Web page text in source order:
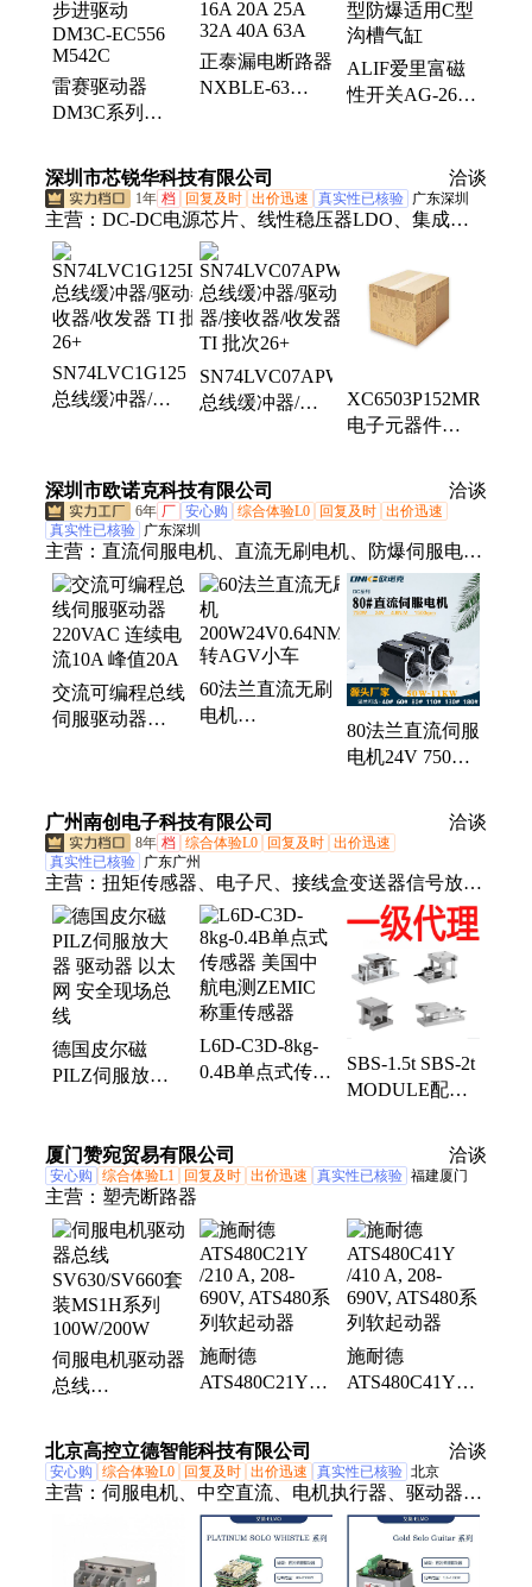
气缸、SMC电磁阀、费斯托气缸、三菱变频器、良信
空气开关
雷赛驱动器
DM3C系列
步进驱动
DM3C-EC556
M542C
正泰漏电断路器
NXBLE-63
32A 40A 63A
ALIF爱里富磁
性开关AG-26磁
深圳市芯锐华科技有限公司 洽谈
1年 档 回复及时 出价迅速 真实性已核验 广东深圳
主营： DC-DC电源芯片、线性稳压器LDO、集成电
路、IC、MOS管、IGBT、贴片电容
SN74LVC1G125DBVR
总线缓冲器/驱
SN74LVC07APWR
总线缓冲器/驱
XC6503P152MR
电子元器件
深圳市欧诺克科技有限公司 洽谈
6年 厂 安心购 综合体验L0 回复及时 出价迅速
真实性已核验 广东深圳
主营： 直流伺服电机、直流无刷电机、防爆伺服电
机、低温伺服驱动器、双驱无刷驱动器、低压伺服驱
动器、直流伺服驱动器、交流伺服驱动器、直流无刷
驱动器、交流无刷驱动器、伺服驱动器、无刷驱动
器、防水伺服电机、双出轴伺服电机、交流伺服电
机、驱动 电机一体机、低温伺服电机、三相伺服电
机、大功率伺服电机、伺服电机、80伺服电机、80法
兰直流无刷电机、60法兰直流无刷电、电机驱动控制
交流可编程总线
伺服驱动器
60法兰直流无刷
电机
200W24V0.64NM3000
80法兰直流伺服
电机24V 750W
广州南创电子科技有限公司 洽谈
8年 档 综合体验L0 回复及时 出价迅速
真实性已核验 广东广州
主营： 扭矩传感器、电子尺、接线盒变送器信号放大
器。、皮尔磁驱动器、HBM传感器、仪器仪表、自
动配料系统、称重配料系统、压力传感器、力传感
器、电磁振动给料机、自动配料设备、真空上料机输
送机投料机、粉体输送系统、配料混合系统、称重模
块、电子仪表、滚珠丝杠电机丝杠、无尘投料机投料
站、自动灌装秤灌装机、磁致伸缩位移传感器、拉杆
式滑块式位移传感器、测力传感器、拉压力传感器、
德国皮尔磁
PILZ伺服放大
线
L6D-C3D-8kg-
0.4B单点式传感
传感器
SBS-1.5t SBS-2t
MODULE配料
厦门赞宛贸易有限公司 洽谈
安心购 综合体验L1 回复及时 出价迅速 真实性已核验 福建厦门
主营： 塑壳断路器
伺服电机驱动器
总线
装MS1H系列
100W/200W
施耐德
ATS480C21Y
列软起动器
施耐德
ATS480C41Y
列软起动器
北京高控立德智能科技有限公司 洽谈
安心购 综合体验L0 回复及时 出价迅速 真实性已核验 北京
主营： 伺服电机、中空直流、电机执行器、驱动器、
伺服驱动器、低温驱动器、机器人末端、力矩电机、
音圈电机、直流伺服电机、电动推杆、电动缸、光栅
尺、编码器、防爆电机、低温电机